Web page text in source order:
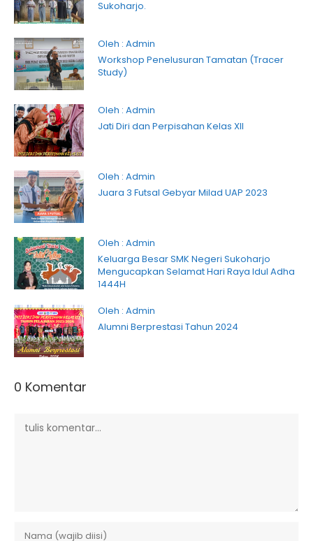
Sukoharjo.
Oleh : Admin
Workshop Penelusuran Tamatan (Tracer
Study)
Oleh : Admin
Jati Diri dan Perpisahan Kelas XII
Oleh : Admin
Juara 3 Futsal Gebyar Milad UAP 2023
Oleh : Admin
Keluarga Besar SMK Negeri Sukoharjo
Mengucapkan Selamat Hari Raya Idul Adha
1444H
Oleh : Admin
Alumni Berprestasi Tahun 2024
0 Komentar